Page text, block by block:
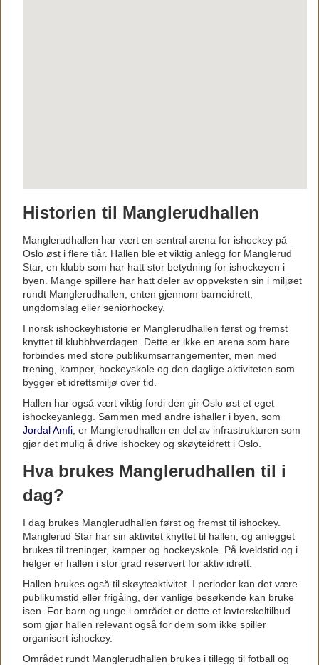
Historien til Manglerudhallen
Manglerudhallen har vært en sentral arena for ishockey på
Oslo øst i flere tiår. Hallen ble et viktig anlegg for Manglerud
Star, en klubb som har hatt stor betydning for ishockeyen i
byen. Mange spillere har hatt deler av oppveksten sin i miljøet
rundt Manglerudhallen, enten gjennom barneidrett,
ungdomslag eller seniorhockey.
I norsk ishockeyhistorie er Manglerudhallen først og fremst
knyttet til klubbhverdagen. Dette er ikke en arena som bare
forbindes med store publikumsarrangementer, men med
trening, kamper, hockeyskole og den daglige aktiviteten som
bygger et idrettsmiljø over tid.
Hallen har også vært viktig fordi den gir Oslo øst et eget
ishockeyanlegg. Sammen med andre ishaller i byen, som
Jordal Amfi , er Manglerudhallen en del av infrastrukturen som
gjør det mulig å drive ishockey og skøyteidrett i Oslo.
Hva brukes Manglerudhallen til i
dag?
I dag brukes Manglerudhallen først og fremst til ishockey.
Manglerud Star har sin aktivitet knyttet til hallen, og anlegget
brukes til treninger, kamper og hockeyskole. På kveldstid og i
helger er hallen i stor grad reservert for aktiv idrett.
Hallen brukes også til skøyteaktivitet. I perioder kan det være
publikumstid eller frigåing, der vanlige besøkende kan bruke
isen. For barn og unge i området er dette et lavterskeltilbud
som gjør hallen relevant også for dem som ikke spiller
organisert ishockey.
Området rundt Manglerudhallen brukes i tillegg til fotball og